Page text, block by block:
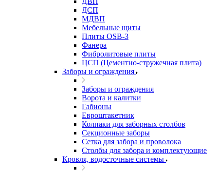
ДСП
МДВП
Мебельные щиты
Плиты OSB-3
Фанера
Фибролитовые плиты
ЦСП (Цементно-стружечная плита)
Заборы и ограждения
Заборы и ограждения
Ворота и калитки
Габионы
Евроштакетник
Колпаки для заборных столбов
Секционные заборы
Сетка для забора и проволока
Столбы для забора и комплектующие
Кровля, водосточные системы